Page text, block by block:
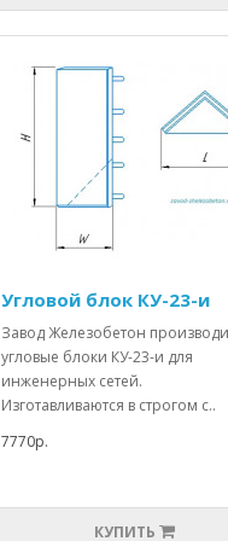
Угловой блок КУ-23-и
Завод Железобетон
угловые блоки КУ-23-и для
инженерных сетей.
Изготавливаются в строгом с..
7770р.
КУПИТЬ